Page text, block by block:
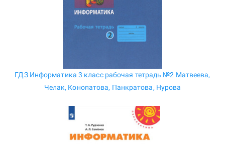
ГДЗ Информатика 3 класс рабочая тетрадь №2 Матвеева,
Челак, Конопатова, Панкратова, Нурова